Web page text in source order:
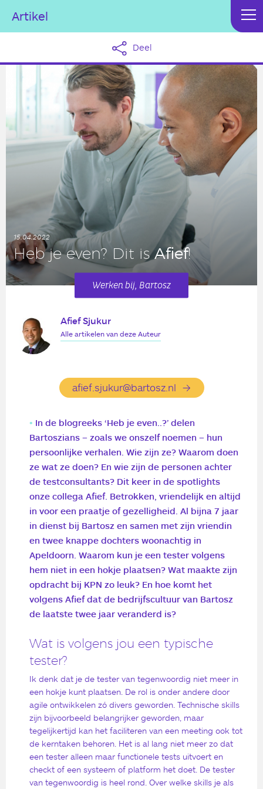
Artikel
Deel
Heb je even? Dit isAfief!
15.04.2022
Werken bij, Bartosz
In de blogreeks ‘Heb je even..?’ delen
Bartoszians – zoals we onszelf noemen – hun
persoonlijke verhalen. Wie zijn ze? Waarom doen
ze wat ze doen? En wie zijn de personen achter
de testconsultants? Dit keer in de spotlights
onze collega Afief. Betrokken, vriendelijk en altijd
in voor een praatje of gezelligheid. Al bijna 7 jaar
in dienst bij Bartosz en samen met zijn vriendin
en twee knappe dochters woonachtig in
Apeldoorn. Waarom kun je een tester volgens
hem niet in een hokje plaatsen? Wat maakte zijn
opdracht bij KPN zo leuk? En hoe komt het
volgens Afief dat de bedrijfscultuur van Bartosz
de laatste twee jaar veranderd is?
Wat is volgens jou een typische
tester?
Ik denk dat je de tester van tegenwoordig niet meer in
een hokje kunt plaatsen. De rol is onder andere door
agile ontwikkelen zó divers geworden. Technische skills
zijn bijvoorbeeld belangrijker geworden, maar
tegelijkertijd kan het faciliteren van een meeting ook tot
de kerntaken behoren. Het is al lang niet meer zo dat
een tester alleen maar functionele tests uitvoert en
checkt of een systeem of platform het doet. De tester
van tegenwoordig is heel rond. Over welke skills je als
Afief Sjukur
Alle artikelen van deze Auteur
afief.sjukur@bartosz.nl